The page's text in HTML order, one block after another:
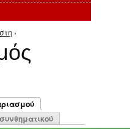
›